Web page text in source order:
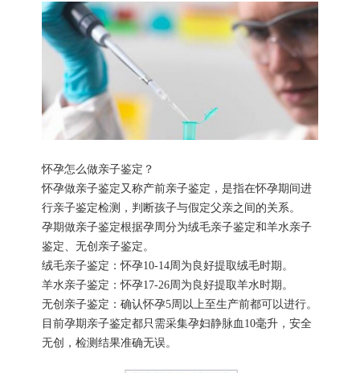
怀孕怎么做亲子鉴定？
怀孕做亲子鉴定又称产前亲子鉴定，是指在怀孕期间进
行亲子鉴定检测，判断孩子与假定父亲之间的关系。
孕期做亲子鉴定根据孕周分为绒毛亲子鉴定和羊水亲子
鉴定、无创亲子鉴定。
绒毛亲子鉴定：怀孕10-14周为良好提取绒毛时期。
羊水亲子鉴定：怀孕17-26周为良好提取羊水时期。
无创亲子鉴定：确认怀孕5周以上至生产前都可以进行。
目前孕期亲子鉴定都只需采集孕妇静脉血10毫升，安全
无创，检测结果准确无误。